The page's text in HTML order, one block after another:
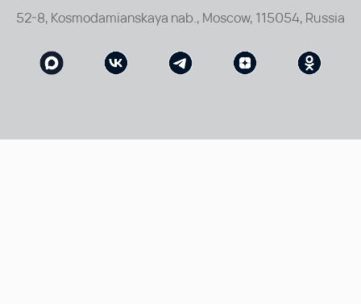
52-8, Kosmodamianskaya nab., Moscow, 115054, Russia